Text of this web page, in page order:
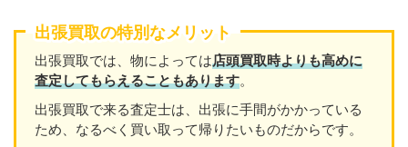
出張買取の特別なメリット
出張買取では、物によっては店頭買取時よりも高めに
査定してもらえることもあります。
出張買取で来る査定士は、出張に手間がかかっている
ため、なるべく買い取って帰りたいものだからです。